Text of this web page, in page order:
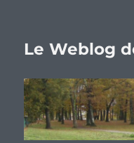
Le Weblog